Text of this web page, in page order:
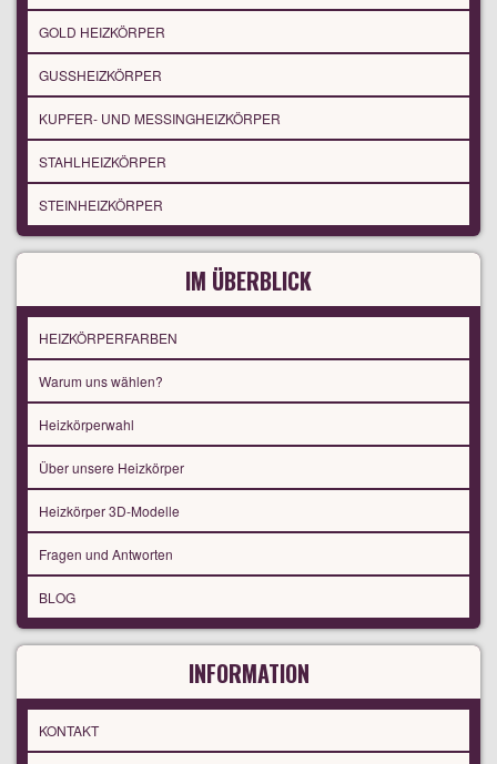
GOLD HEIZKÖRPER
GUSSHEIZKÖRPER
KUPFER- UND MESSINGHEIZKÖRPER
STAHLHEIZKÖRPER
STEINHEIZKÖRPER
IM ÜBERBLICK
HEIZKÖRPERFARBEN
Warum uns wählen?
Heizkörperwahl
Über unsere Heizkörper
Heizkörper 3D-Modelle
Fragen und Antworten
BLOG
INFORMATION
KONTAKT